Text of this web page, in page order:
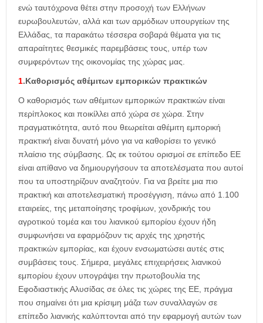
ενώ ταυτόχρονα θέτει στην προσοχή των Ελλήνων
ευρωβουλευτών, αλλά και των αρμόδιων υπουργείων της
Ελλάδας, τα παρακάτω τέσσερα σοβαρά θέματα για τις
απαραίτητες θεσμικές παρεμβάσεις τους, υπέρ των
συμφερόντων της οικονομίας της χώρας μας.
1.Καθορισμός αθέμιτων εμπορικών πρακτικών
Ο καθορισμός των αθέμιτων εμπορικών πρακτικών είναι
περίπλοκος και ποικίλλει από χώρα σε χώρα. Στην
πραγματικότητα, αυτό που θεωρείται αθέμιτη εμπορική
πρακτική είναι δυνατή μόνο για να καθορίσει το γενικό
πλαίσιο της σύμβασης. Ως εκ τούτου ορισμοί σε επίπεδο ΕΕ
είναι απίθανο να δημιουργήσουν τα αποτελέσματα που αυτοί
που τα υποστηρίζουν αναζητούν. Για να βρείτε μια πιο
πρακτική και αποτελεσματική προσέγγιση, πάνω από 1.100
εταιρείες, της μεταποίησης τροφίμων, χονδρικής του
αγροτικού τομέα και του λιανικού εμπορίου έχουν ήδη
συμφωνήσει να εφαρμόζουν τις αρχές της χρηστής
πρακτικών εμπορίας, και έχουν ενσωματώσει αυτές στις
συμβάσεις τους. Σήμερα, μεγάλες επιχειρήσεις λιανικού
εμπορίου έχουν υπογράψει την πρωτοβουλία της
Εφοδιαστικής Αλυσίδας σε όλες τις χώρες της ΕΕ, πράγμα
που σημαίνει ότι μια κρίσιμη μάζα των συναλλαγών σε
επίπεδο λιανικής καλύπτονται από την εφαρμογή αυτών των